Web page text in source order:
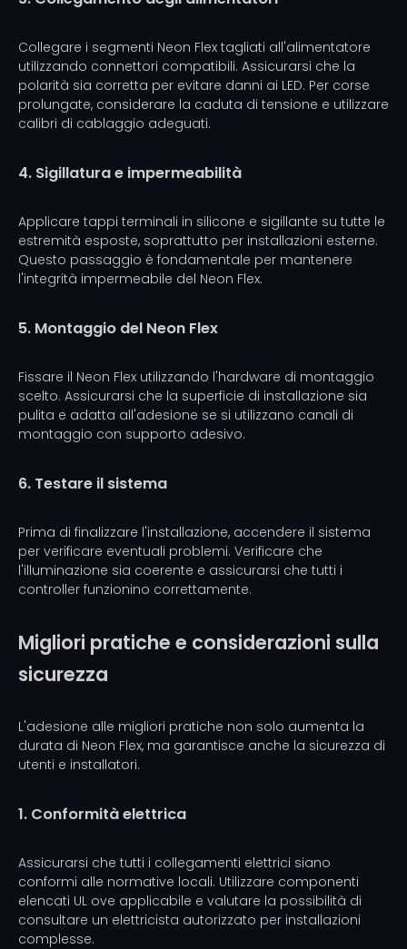
Collegare i segmenti Neon Flex tagliati all'alimentatore
utilizzando connettori compatibili. Assicurarsi che la
polarità sia corretta per evitare danni ai LED. Per corse
prolungate, considerare la caduta di tensione e utilizzare
calibri di cablaggio adeguati.
4. Sigillatura e impermeabilità
Applicare tappi terminali in silicone e sigillante su tutte le
estremità esposte, soprattutto per installazioni esterne.
Questo passaggio è fondamentale per mantenere
l'integrità impermeabile del Neon Flex.
5. Montaggio del Neon Flex
Fissare il Neon Flex utilizzando l'hardware di montaggio
scelto. Assicurarsi che la superficie di installazione sia
pulita e adatta all'adesione se si utilizzano canali di
montaggio con supporto adesivo.
6. Testare il sistema
Prima di finalizzare l'installazione, accendere il sistema
per verificare eventuali problemi. Verificare che
l'illuminazione sia coerente e assicurarsi che tutti i
controller funzionino correttamente.
Migliori pratiche e considerazioni sulla
sicurezza
L'adesione alle migliori pratiche non solo aumenta la
durata di Neon Flex, ma garantisce anche la sicurezza di
utenti e installatori.
1. Conformità elettrica
Assicurarsi che tutti i collegamenti elettrici siano
conformi alle normative locali. Utilizzare componenti
elencati UL ove applicabile e valutare la possibilità di
consultare un elettricista autorizzato per installazioni
complesse.